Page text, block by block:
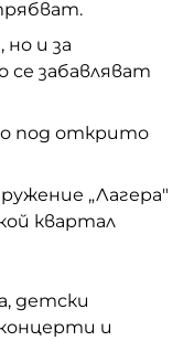
и за
забавляват
под открито
„Лагера"
квартал
детски
и